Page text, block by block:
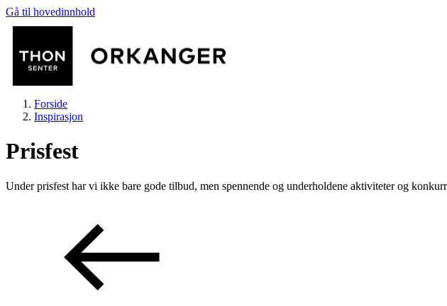
Gå til hovedinnhold
Mat og drikke
Forside
Inspirasjon
Prisfest
Under prisfest har vi ikke bare gode tilbud, men spennende og underholdene aktiviteter og